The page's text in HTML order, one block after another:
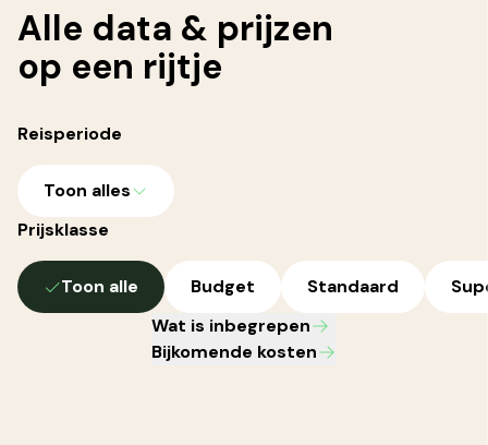
Alle data & prijzen
op een rijtje
Reisperiode
Toon alles
Prijsklasse
Toon alle Budget Standaard
Wat is inbegrepen
Bijkomende kosten